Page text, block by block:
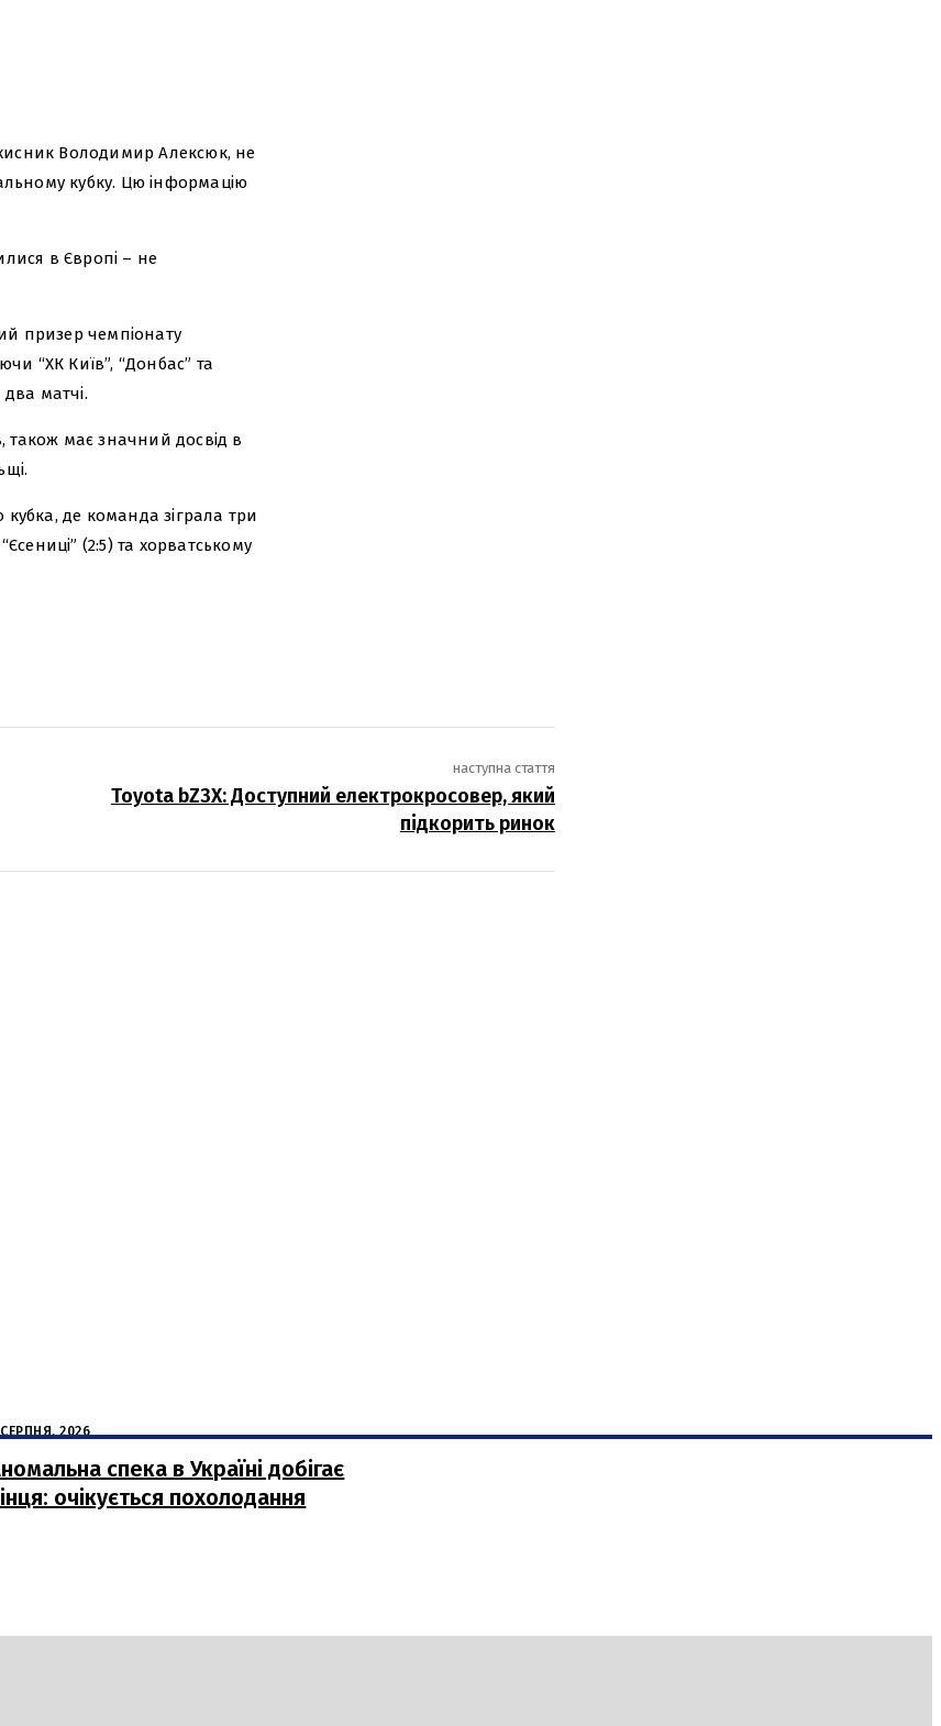
Володимир Алексюк, не
кубку. Цю інформацію
в Європі – не
призер чемпіонату
“ХК Київ”, “Донбас” та
два матчі.
також має значний досвід в
кубка, де команда зіграла три
(2:5) та хорватському
наступна стаття
Toyota bZ3X: Доступний електрокросовер, який
підкорить ринок
2026
спека в Україні добігає
очікується похолодання